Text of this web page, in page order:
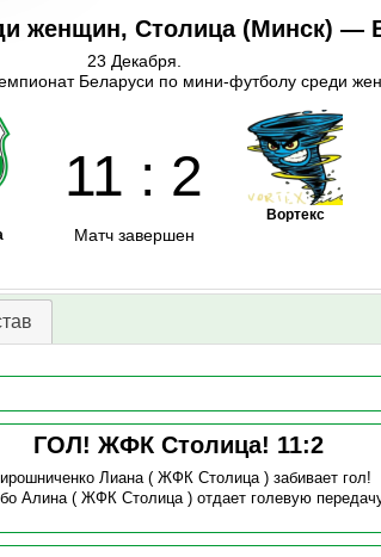
женщин, Столица (Минск) —
23 Декабря.
Беларуси по мини-футболу среди
11 : 2
Матч завершен
Вортекс
ГОЛ! ЖФК Столица! 11:2
Лиана( ЖФК Столица ) забивает гол!
Алина( ЖФК Столица )отдает голевую